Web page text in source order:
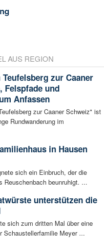
AUS REGION
zur Caaner
Felspfade und
Anfassen
zur Caaner Schweiz" ist
Rundwanderung im
in Hausen
sich ein Einbruch, der die
Reuschenbach beunruhigt. ...
unterstützen die
sich zum dritten Mal über eine
Schaustellerfamilie Meyer ...